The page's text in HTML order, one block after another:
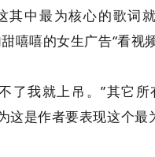
中最为核心的歌词
嘻嘻的女生广告“看视
了我就上吊。”其它
是作者要表现这个最